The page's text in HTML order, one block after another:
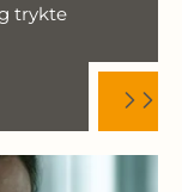
trykte